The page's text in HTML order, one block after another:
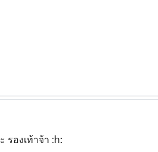
รองเท้าจ้า :h: